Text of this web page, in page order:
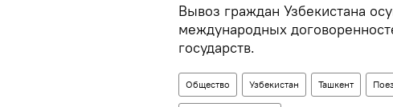
Вывоз граждан Узбекистана
международных
государств.
Общество Узбекистан Ташкент